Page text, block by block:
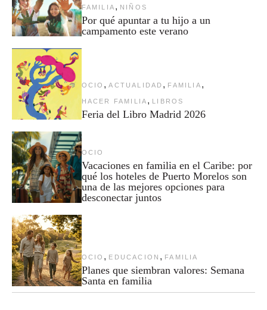
FAMILIA , NIÑOS
Por qué apuntar a tu hijo a un
campamento este verano
OCIO , ACTUALIDAD , FAMILIA ,
HACER FAMILIA , LIBROS
Feria del Libro Madrid 2026
OCIO
Vacaciones en familia en el Caribe: por
qué los hoteles de Puerto Morelos son
una de las mejores opciones para
desconectar juntos
OCIO , EDUCACION , FAMILIA
Planes que siembran valores: Semana
Santa en familia